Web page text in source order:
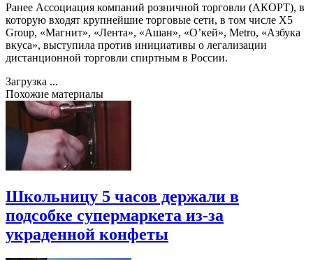
Ранее Ассоциация компаний розничной торговли (АКОРТ), в
которую входят крупнейшие торговые сети, в том числе X5
Group, «Магнит», «Лента», «Ашан», «О’кей», Metro, «Азбука
вкуса», выступила против инициативы о легализации
дистанционной торговли спиртным в России.
Загрузка ...
Похожие материалы
Школьницу 5 часов держали в
подсобке супермаркета из-за
украденной конфеты